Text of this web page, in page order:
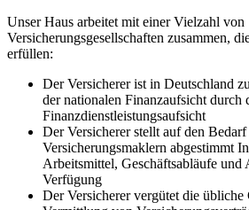
Unser Haus arbeitet mit einer Vielzahl von
Versicherungsgesellschaften zusammen,
erfüllen:
Der Versicherer ist in Deutschland
der nationalen Finanzaufsicht durch
Finanzdienstleistungsaufsicht
Der Versicherer stellt auf den
Versicherungsmaklern abgestimmt
Arbeitsmittel, Geschäftsabläufe und
Verfügung
Der Versicherer vergütet die übliche